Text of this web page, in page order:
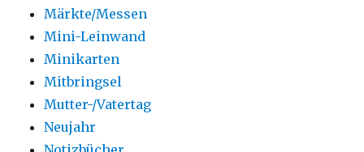
Märkte/Messen
Mini-Leinwand
Minikarten
Mitbringsel
Mutter-/Vatertag
Neujahr